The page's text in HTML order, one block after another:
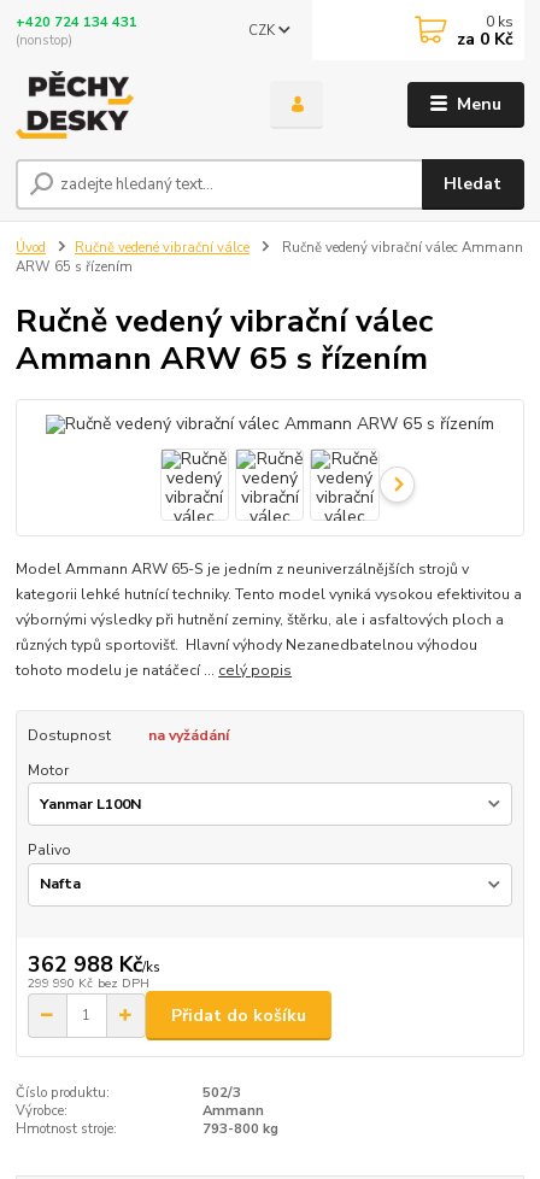
Menu
CZK
Hledat
+420 724 134 431
(nonstop)
0 ks
za 0 Kč
Úvod Ručně vedené vibrační válce
Ručně vedený vibrační válec Ammann
ARW 65 s řízením
Ručně vedený vibrační válec
Ammann ARW 65 s řízením
Model Ammann ARW 65-S je jedním z neuniverzálnějších strojů v
kategorii lehké hutnící techniky. Tento model vyniká vysokou efektivitou a
výbornými výsledky při hutnění zeminy, štěrku, ale i asfaltových ploch a
různých typů sportovišť. Hlavní výhody Nezanedbatelnou výhodou
tohoto modelu je natáčecí ... celý popis
Dostupnost
na vyžádání
Motor
Palivo
362 988 Kč/ks
299 990 Kč bez DPH
Přidat do košíku
Číslo produktu:
502/3
Výrobce:
Ammann
Hmotnost stroje:
793-800 kg